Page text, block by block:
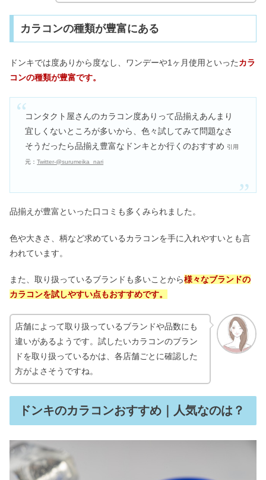
カラコンの種類が豊富にある
ドンキでは度ありから度なし、ワンデーや1ヶ月使用といったカラ
コンの種類が豊富です。
コンタクト屋さんのカラコン度ありって品揃えあんまり
宜しくないところが多いから、色々試してみて問題なさ
そうだったら品揃え豊富なドンキとか行くのおすすめ 引用
元：Twitter-@surumeika_nari
品揃えが豊富といった口コミも多くみられました。
色や大きさ、柄など求めているカラコンを手に入れやすいとも言
われています。
また、取り扱っているブランドも多いことから様々なブランドの
カラコンを試しやすい点もおすすめです。
店舗によって取り扱っているブランドや品数にも
違いがあるようです。試したいカラコンのブラン
ドを取り扱っているかは、各店舗ごとに確認した
方がよさそうですね。
ドンキのカラコンおすすめ｜人気なのは？